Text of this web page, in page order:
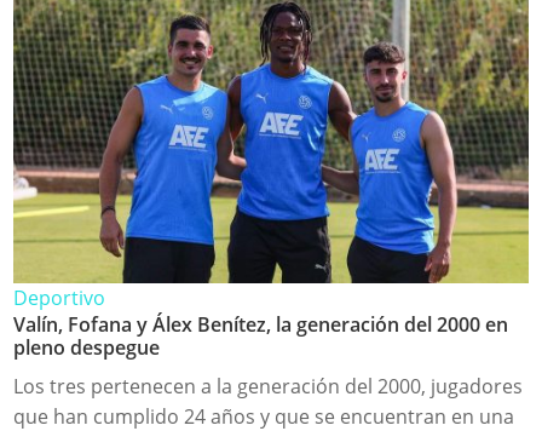
Deportivo
Valín, Fofana y Álex Benítez, la generación del 2000 en
pleno despegue
Los tres pertenecen a la generación del 2000, jugadores
que han cumplido 24 años y que se encuentran en una